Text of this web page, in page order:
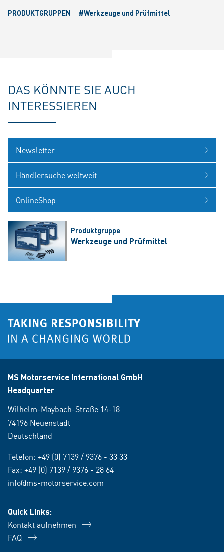
PRODUKTGRUPPEN
#Werkzeuge und Prüfmittel
DAS KÖNNTE SIE AUCH
INTERESSIEREN
Newsletter
Händlersuche weltweit
OnlineShop
Produktgruppe
Werkzeuge und Prüfmittel
MS Motorservice International GmbH
Headquarter
Wilhelm-Maybach-Straße 14-18
74196 Neuenstadt
Deutschland
Telefon: +49 (0) 7139 / 9376 - 33 33
Fax: +49 (0) 7139 / 9376 - 28 64
info@ms-motorservice.com
Quick Links:
Kontakt aufnehmen
FAQ